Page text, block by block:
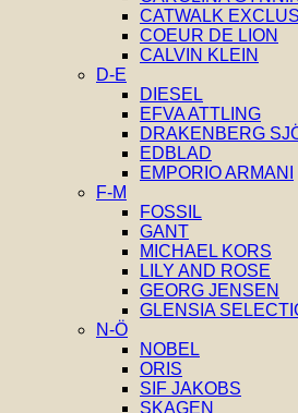
CATWALK
COEUR DE LION
CALVIN KLEIN
D-E
DIESEL
EFVA ATTLING
DRAKENBERG
EDBLAD
EMPORIO ARMANI
F-M
FOSSIL
GANT
MICHAEL KORS
LILY AND ROSE
GEORG JENSEN
GLENSIA
N-Ö
NOBEL
ORIS
SIF JAKOBS
SKAGEN